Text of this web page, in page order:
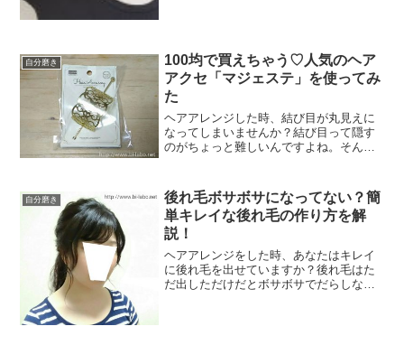
自分磨き
100均で買えちゃう♡人気のヘア
アクセ「マジェステ」を使ってみ
た
ヘアアレンジした時、結び目が丸見えに
なってしまいませんか？結び目って隠す
のがちょっと難しいんですよね。そんな
です！というわけで今回はマジェステに
ついて調べてみました。
自分磨き
後れ毛ボサボサになってない？簡
単キレイな後れ毛の作り方を解
説！
ヘアアレンジをした時、あなたはキレイ
に後れ毛を出せていますか？後れ毛はた
だ出しただけだとボサボサでだらしなく